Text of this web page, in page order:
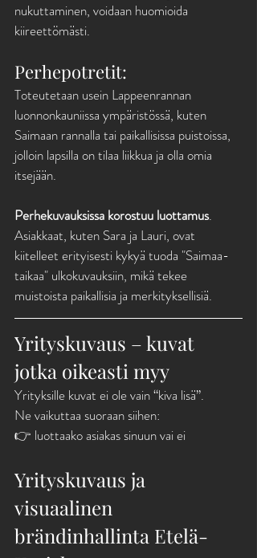
nukuttaminen, voidaan huomioida
kiireettömästi.
Perhepotretit:
Toteutetaan usein Lappeenrannan
luonnonkauniissa ympäristössä, kuten
Saimaan rannalla tai paikallisissa puistoissa,
jolloin lapsilla on tilaa liikkua ja olla omia
itsejään.
Perhekuvauksissa korostuu luottamus.
Asiakkaat, kuten Sara ja Lauri, ovat
kiitelleet erityisesti kykyä tuoda "Saimaa-
taikaa" ulkokuvauksiin, mikä tekee
muistoista paikallisia ja merkityksellisiä.
Yrityskuvaus – kuvat
jotka oikeasti myy
Yrityksille kuvat ei ole vain “kiva lisä”.
Ne vaikuttaa suoraan siihen:
👉 luottaako asiakas sinuun vai ei
Yrityskuvaus ja
visuaalinen
brändinhallinta Etelä-